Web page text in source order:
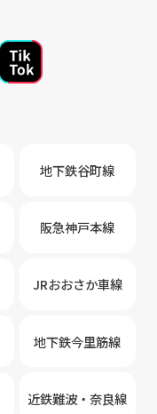
地下鉄谷町線
阪急神戸本線
JRおおさか車線
地下鉄今里筋線
近鉄難波・奈良線